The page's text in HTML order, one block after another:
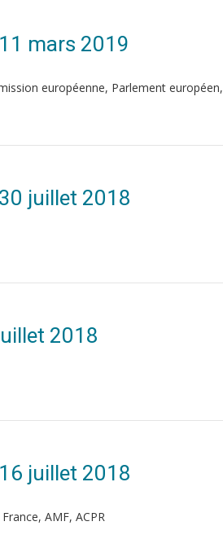
mars 2019
européenne, Parlement européen,
juillet 2018
2018
juillet 2018
AMF, ACPR